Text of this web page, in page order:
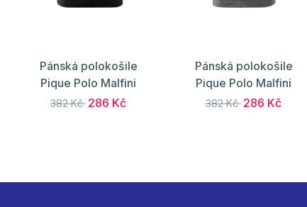
Pánská polokošile
Pique Polo Malfini
382 Kč 286 Kč
Pánská polokošile
Pique Polo Malfini
382 Kč 286 Kč